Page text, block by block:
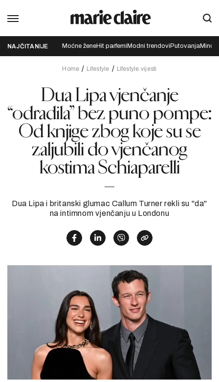
NAJČITANIJE Moćne ženeHit parfemi Modni trendovi Putovanja
Home Lifestyle Lifestyle vijesti
Dua Lipa vjenčanje
“odradila” bez puno pompe:
Od knjige zbog koje su se
zaljubili do vjenčanog
kostima Schiaparelli
Dua Lipa i britanski glumac Callum Turner rekli su "da"
na intimnom vjenčanju u Londonu